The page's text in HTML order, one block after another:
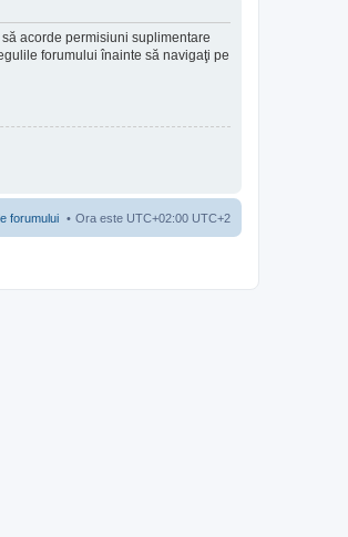
acorde permisiuni suplimentare
forumului înainte să navigaţi pe
Ora este UTC+02:00 UTC+2
forumului